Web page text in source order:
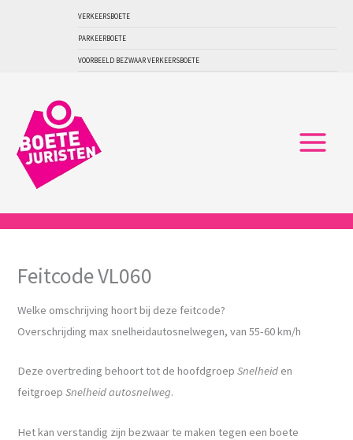
VERKEERSBOETE
PARKEERBOETE
VOORBEELD BEZWAAR VERKEERSBOETE
Feitcode VL060
Welke omschrijving hoort bij deze feitcode?
Overschrijding max snelheidautosnelwegen, van 55-60 km/h
Deze overtreding behoort tot de hoofdgroepSnelheid en
feitgroepSnelheid autosnelweg.
Het kan verstandig zijn bezwaar te maken tegen een boete